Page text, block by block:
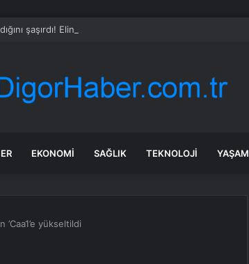
şaşırdı! Elindeki kürekle plajda oturanlara saldırdı
EKONOMI SAĞLIK TEKNOLOJI YAŞAM
’Caa1’e yükseltildi